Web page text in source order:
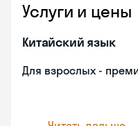
Услуги и цены
Китайский язык
Для взрослых -